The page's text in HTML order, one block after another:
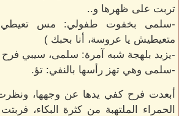
تربت على ظهرها و..
-سلمى بخفوت طفولي: مس تعيطي
متعيطيش يا عروسة، أنا بحبك )
-يزيد بلهجة شبه آمرة: سلمى، سيبي فرح
-سلمى وهي تهز رأسها بالنفي: تؤ.
أبعدت فرح كفي يدها عن وجهها، ونظرت
الحمراء الملتهبة من كثرة البكاء،